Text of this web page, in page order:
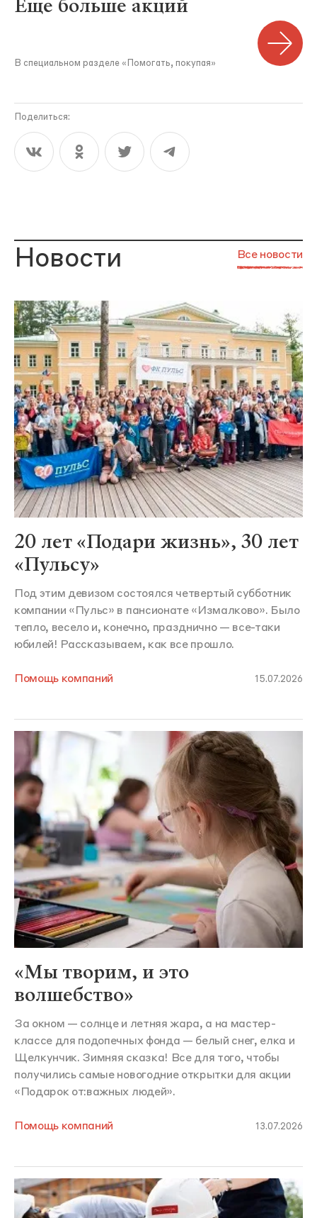
Еще больше акций
В специальном разделе «Помогать, покупая»
Поделиться:
Новости Все новости
20 лет «Подари жизнь», 30 лет
«Пульсу»
Под этим девизом состоялся четвертый субботник
компании «Пульс» в пансионате «Измалково». Было
тепло, весело и, конечно, празднично — все-таки
юбилей! Рассказываем, как все прошло.
Помощь компаний 15.07.2026
«Мы творим, и это
волшебство»
За окном — солнце и летняя жара, а на мастер-
классе для подопечных фонда — белый снег, елка и
Щелкунчик. Зимняя сказка! Все для того, чтобы
получились самые новогодние открытки для акции
«Подарок от:важных людей».
Помощь компаний 13.07.2026